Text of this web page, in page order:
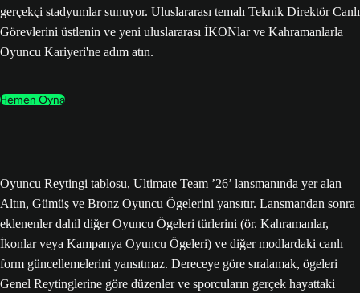
gerçekçi stadyumlar sunuyor. Uluslararası temalı Teknik Direktör Canlı
Görevlerini üstlenin ve yeni uluslararası İKONlar ve Kahramanlarla
Oyuncu Kariyeri'ne adım atın.
Hemen Oyna
Oyuncu Reytingi tablosu, Ultimate Team ’26’ lansmanında yer alan
Altın, Gümüş ve Bronz Oyuncu Ögelerini yansıtır. Lansmandan sonra
eklenenler dahil diğer Oyuncu Ögeleri türlerini (ör. Kahramanlar,
İkonlar veya Kampanya Oyuncu Ögeleri) ve diğer modlardaki canlı
form güncellemelerini yansıtmaz. Dereceye göre sıralamak, ögeleri
Genel Reytinglerine göre düzenler ve sporcuların gerçek hayattaki